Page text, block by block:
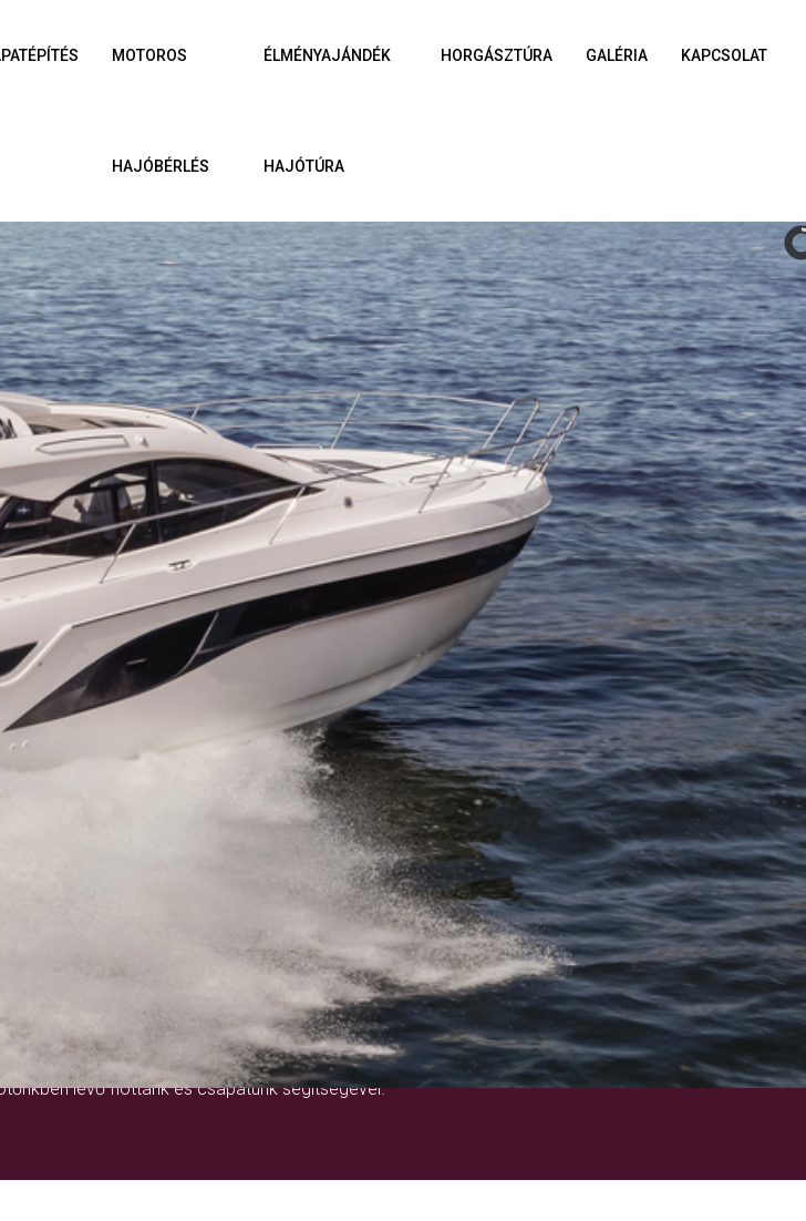
MOTOROS
HAJÓBÉRLÉS
ÉLMÉNYAJÁNDÉK
HAJÓTÚRA
HORGÁSZTÚRA GALÉRIA KAPCSOLAT
SZÓLÓ ÉLMÉNY!
lévő flottánk és csapatunk segítségével.